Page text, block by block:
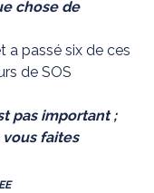
chose de
a passé six de ces
de SOS
pas important ;
vous faites